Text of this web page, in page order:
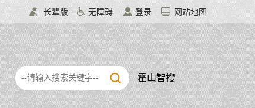
长辈版 无障碍 登录 网站地图
霍山智搜